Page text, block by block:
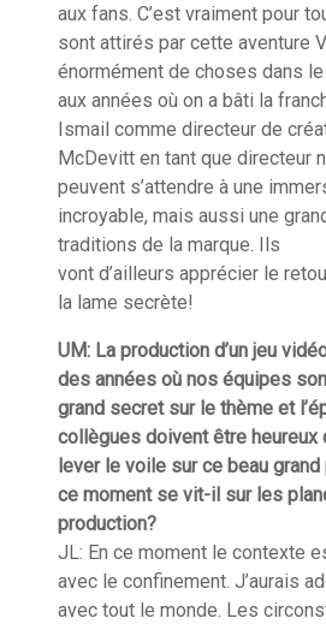
aux fans. C’est vraiment pour
sont attirés par cette aventure
énormément de choses dans
aux années où on a bâti la
Ismail comme directeur de
McDevitt en tant que directeur
peuvent s’attendre à une
incroyable, mais aussi une
traditions de la marque . Ils
vont d’ailleurs apprécier le
la lame secrète!
UM: La production d’un jeu
des années où nos équipes
grand secret sur le thème et
collègues doivent être heureux
lever le voile sur ce beau
ce moment se vit-il sur les
production?
JL: En ce moment le contexte
avec le confinement. J’aurais
avec tout le monde. Les